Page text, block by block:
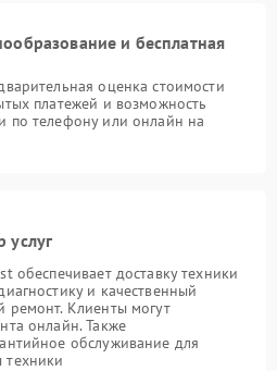
и бесплатная
оценка стоимости
платежей и возможность
по телефону или онлайн на
услуг
обеспечивает доставку техники
и качественный
ремонт. Клиенты могут
онлайн. Также
обслуживание для
техники